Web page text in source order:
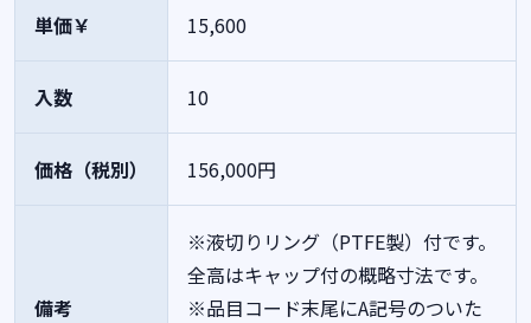
単価￥ 15,600
入数 10
価格（税別） 156,000円
備考
※液切りリング（PTFE製）付です。
全高はキャップ付の概略寸法です。
※品目コード末尾にA記号のついた